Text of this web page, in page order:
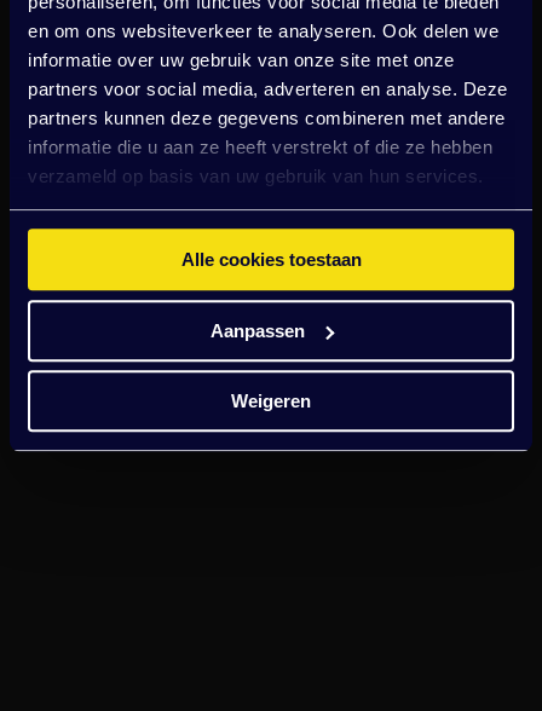
en om ons websiteverkeer te analyseren. Ook delen we
informatie over uw gebruik van onze site met onze
partners voor social media, adverteren en analyse. Deze
partners kunnen deze gegevens combineren met andere
informatie die u aan ze heeft verstrekt of die ze hebben
verzameld op basis van uw gebruik van hun services.
Alle cookies toestaan
Aanpassen
Weigeren